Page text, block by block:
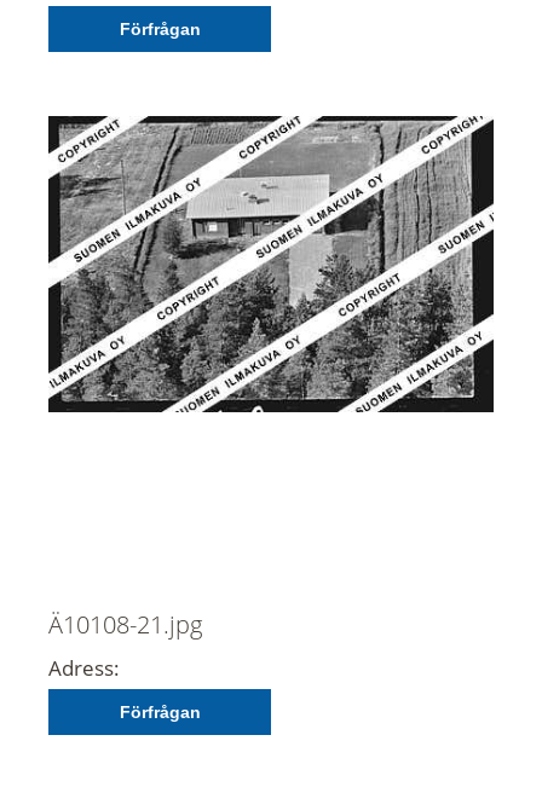
Förfrågan
Ä10108-21.jpg
Adress:
Förfrågan